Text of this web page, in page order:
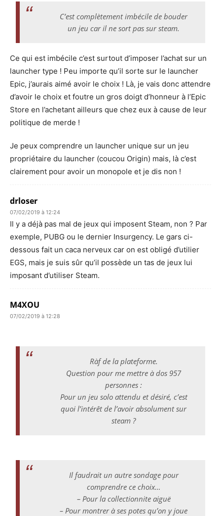
C’est complètement imbécile de bouder
un jeu car il ne sort pas sur steam.
Ce qui est imbécile c’est surtout d’imposer l’achat sur un
launcher type ! Peu importe qu’il sorte sur le launcher
Epic, j’aurais aimé avoir le choix ! Là, je vais donc attendre
d’avoir le choix et foutre un gros doigt d’honneur à l’Epic
Store en l’achetant ailleurs que chez eux à cause de leur
politique de merde !
Je peux comprendre un launcher unique sur un jeu
propriétaire du launcher (coucou Origin) mais, là c’est
clairement pour avoir un monopole et je dis non !
drloser
07/02/2019 à 12:24
Il y a déjà pas mal de jeux qui imposent Steam, non ? Par
exemple, PUBG ou le dernier Insurgency. Le gars ci-
dessous fait un caca nerveux car on est obligé d’utilier
EGS, mais je suis sûr qu’il possède un tas de jeux lui
imposant d’utiliser Steam.
M4XOU
07/02/2019 à 12:28
Ràf de la plateforme.
Question pour me mettre à dos 957
personnes :
Pour un jeu solo attendu et désiré, c’est
quoi l’intérêt de l’avoir absolument sur
steam ?
Il faudrait un autre sondage pour
comprendre ce choix…
– Pour la collectionnite aiguë
– Pour montrer à ses potes qu’on y joue